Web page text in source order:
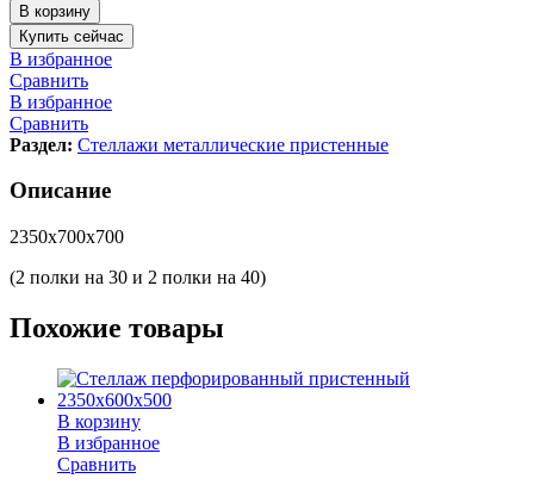
В корзину
Купить сейчас
В избранное
Сравнить
В избранное
Сравнить
Раздел: Стеллажи металлические пристенные
Описание
2350х700х700
(2 полки на 30 и 2 полки на 40)
Похожие товары
В корзину
В избранное
Сравнить